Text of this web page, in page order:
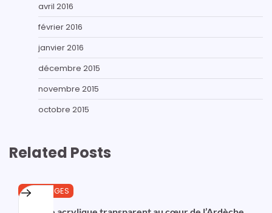
avril 2016
février 2016
janvier 2016
décembre 2015
novembre 2015
octobre 2015
Related Posts
OUTILLAGES